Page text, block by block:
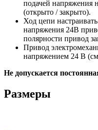
подачей напряжения
(открыто / закрыто).
Ход цепи
напряжения 24В
полярности привод
Привод
напряжением 24 В
Не допускается
Размеры